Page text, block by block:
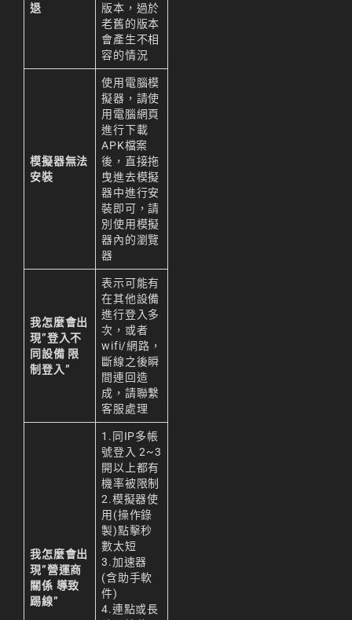
退
版本，過於
老舊的版本
會產生不相
容的情況
模擬器無法
安裝
使用電腦模
擬器，請使
用電腦網頁
進行下載
APK檔案
後，直接拖
曳進去模擬
器中進行安
裝即可，請
別使用模擬
器內的瀏覽
器
我怎麼會出
現”登入不
同設備 限
制登入”
表示可能有
在其他設備
進行登入多
次，或者
wifi/網路，
斷線之後瞬
間連回造
成，請聯繫
客服處理
我怎麼會出
現”營運商
關係 導致
踢線”
1.同IP多帳
號登入 2~3
開以上都有
機率被限制
2.模擬器使
用(操作錄
製)點擊秒
數太短
3.加速器
(含助手軟
件)
4.連點或長